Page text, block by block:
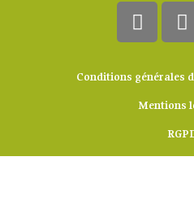
Conditions générales
Mentions